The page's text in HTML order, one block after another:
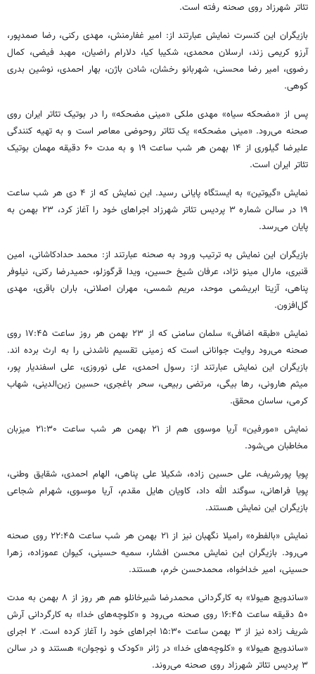
تئاتر شهرزاد روی صحنه رفته است.
بازیگران این کنسرت نمایش عبارتند از: امیر غفارمنش، مهدی رکنی، رضا صمدپور،
آرزو کریمی زند، ارسلان محمدی، شکیبا کیا، دلارام راضیان، مهبد فیضی، کمال
رضوی، امیر رضا محسنی، شهربانو رخشان، شادن باژن، بهار احمدی، نوشین بدری
کوهی.
پس از «مضحکه سیاه» مهدی ملکی «مینی مضحکه» را در بوتیک تئاتر ایران روی
صحنه می‌رود. «مینی مضحکه» یک تئاتر روحوضی معاصر است و به تهیه کنندگی
علیرضا گیلوری از ۱۴ بهمن هر شب ساعت ۱۹ و به مدت ۶۰ دقیقه مهمان بوتیک
تئاتر ایران است.
نمایش «گیوتین» به ایستگاه پایانی رسید. این نمایش که از ۴ دی هر شب ساعت
۱۹ در سالن شماره ۳ پردیس تئاتر شهرزاد اجراهای خود را آغاز کرد، ۲۳ بهمن به
پایان می‌رسد.
بازیگران این نمایش به ترتیب ورود به صحنه عبارتند از: محمد حدادکاشانی، امین
قنبری، مارال مینو نژاد، عرفان شیخ حسین، ویدا قرگوزلو، حمیدرضا رکنی، نیلوفر
پناهی، آزیتا ابریشمی موحد، مریم شمسی، مهران اصلانی، باران باقری، مهدی
گل‌افزون.
نمایش «طبقه اضافی» سلمان سامنی که از ۲۳ بهمن هر روز ساعت ۱۷:۴۵ روی
صحنه می‌رود روایت جوانانی است که زمینی تقسیم ناشدنی را به ارث برده اند.
بازیگران این نمایش عبارتند از: رسول احمدی، علی نوروزی، علی اسفندیار پور،
میثم هارونی، رها بیگی، مرتضی ربیعی، سحر باغجری، حسین زین‌الدینی، شهاب
کرمی، ساسان محقق.
نمایش «مورفین» آریا موسوی هم از ۲۱ بهمن هر شب ساعت ۲۱:۳۰ میزبان
مخاطبان می‌شود.
پویا پورشریف، علی حسین زاده، شکیلا علی پناهی، الهام احمدی، شقایق وطنی،
پویا فراهانی، سوگند الله داد، کاویان هایل مقدم، آریا موسوی، شهرام شجاعی
بازیگران این نمایش هستند.
نمایش «بالفطره» رامیلا نگهبان نیز از ۲۱ بهمن هر شب ساعت ۲۲:۴۵ روی صحنه
می‌رود. بازیگران این نمایش محسن افشار، سمیه حسینی، کیوان عموزاده، زهرا
حسینی، امیر خداخواه، محمدحسن خرم، هستند.
«ساندویچ هیولا» به کارگردانی محمدرضا شیرخانلو هم هر روز از ۸ بهمن به مدت
۵۰ دقیقه ساعت ۱۶:۴۵ روی صحنه می‌رود و «کلوچه‌های خدا» به کارگردانی آرش
شریف زاده نیز از ۳ بهمن ساعت ۱۵:۳۰ اجراهای خود را آغاز کرده است. ۲ اجرای
«ساندویچ هیولا» و «کلوچه‌های خدا» در ژانر «کودک و نوجوان» هستند و در سالن
۳ پردیس تئاتر شهرزاد روی صحنه می‌روند.